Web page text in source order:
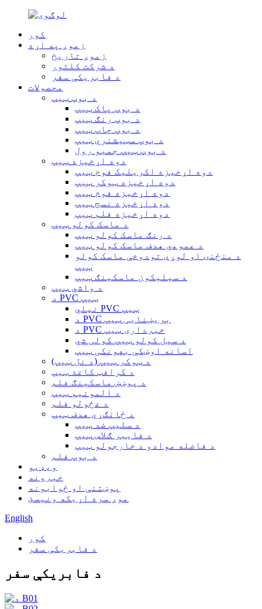
کور
زموږ په اړه
زموږ تاریخ
د شرکت کلتور
د فابریکې سفر
محصولات
د بوپ ټیپ
د بوپ پاک ټیپ
د بوپ رنګ ټیپ
د بوپ چاپ ټیپ
د بوپ سټیشنري ټیپ
د بوپ ټیپ جمبو رول
دوه اړخیزه ټیپ
دوه اړخیزه اکریلیک فوم ټیپ
دوه اړخیزه ټوکر ټیپ
دوه اړخیزه فوم ټیپ
دوه اړخیزه نسج ټیپ
دوه اړخیزه فلم ټیپ
د ماسک کولو ټیپ
د رنګ ماسک کولو ټیپ
د عمومي هدف ماسک کولو ټیپ
د منځنۍ او لوړې تودوخې ماسک کولو
ټیپ
د سیلیکون ماسکینګ ټیپ
د واشي ټیپ
د PVC ټیپ
نیلي PVC ټیپ
د PVC بریښنایی ټیپ
د PVC خبرداری ټیپ
د سیل کولو ټیپ کولی شي
اسانه اوښکې بهونکی ټیپ
د ټوکر ټیپ (د نل ټیپ)
د کرافټ کاغذ ټیپ
د پوښښ ماسکینګ فلم
د المونیم ټیپ
د غځولو فلم
د ځانګړي هدف ټیپ
د سلیپ ضد ټیپ
د فایبر ګلاس ټیپ
د فاضله موادو د خارجولو ټیپ
د بوپ فلم
ویډیو
خبرونه
پوښتنې او ځوابونه
موږ سره اړیکه ونیسئ
English
کور
د فابریکې سفر
د فابریکې سفر